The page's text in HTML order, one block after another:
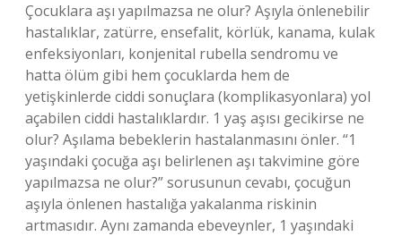
Çocuklara aşı yapılmazsa ne olur? Aşıyla önlenebilir
hastalıklar, zatürre, ensefalit, körlük, kanama, kulak
enfeksiyonları, konjenital rubella sendromu ve
hatta ölüm gibi hem çocuklarda hem de
yetişkinlerde ciddi sonuçlara (komplikasyonlara) yol
açabilen ciddi hastalıklardır. 1 yaş aşısı gecikirse ne
olur? Aşılama bebeklerin hastalanmasını önler. “1
yaşındaki çocuğa aşı belirlenen aşı takvimine göre
yapılmazsa ne olur?” sorusunun cevabı, çocuğun
aşıyla önlenen hastalığa yakalanma riskinin
artmasıdır. Aynı zamanda ebeveynler, 1 yaşındaki